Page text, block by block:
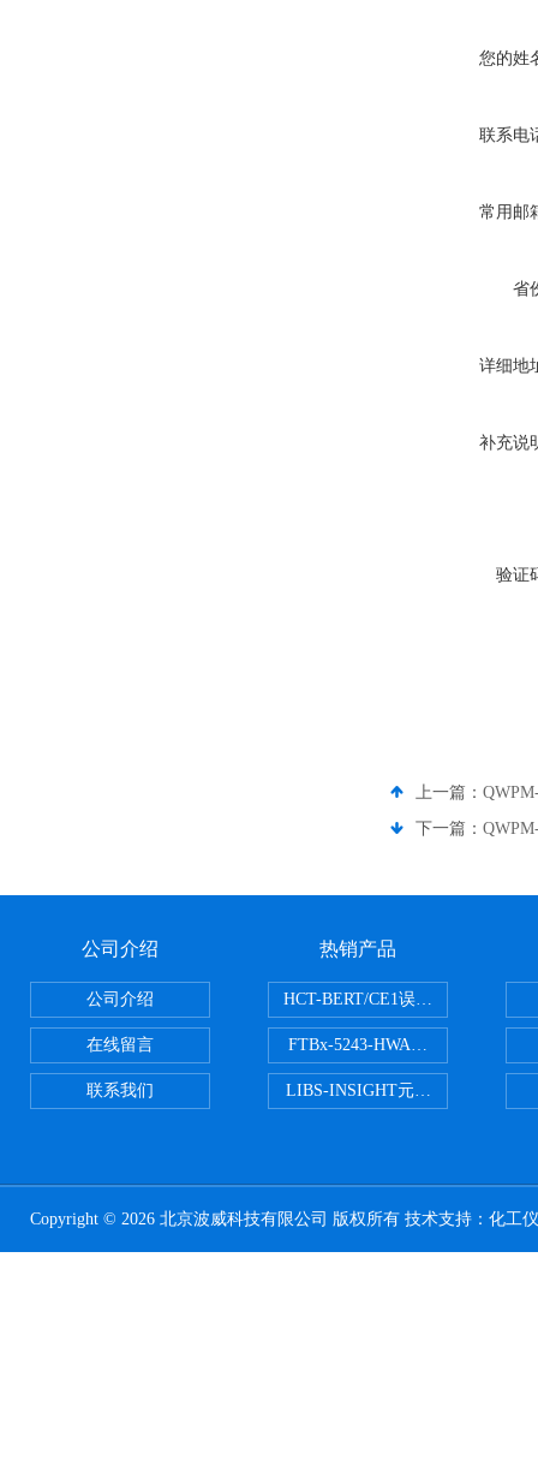
您的姓
联系电
常用邮
省
详细地
补充说
验证
上一篇：
下一篇：
公司介绍
公司介绍
在线留言
联系我们
热销产品
HCT-BERT/CE1误码测试仪
FTBx-5243-HWA光谱分析仪
LIBS-INSIGHT元素光谱分析仪
Copyright © 2026 北京波威科技有限公司 版权所有 技术支持： 化工